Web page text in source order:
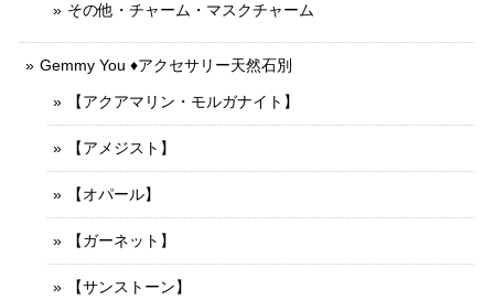
その他・チャーム・マスクチャーム
Gemmy You ♦︎アクセサリー天然石別
【アクアマリン・モルガナイト】
【アメジスト】
【オパール】
【ガーネット】
【サンストーン】